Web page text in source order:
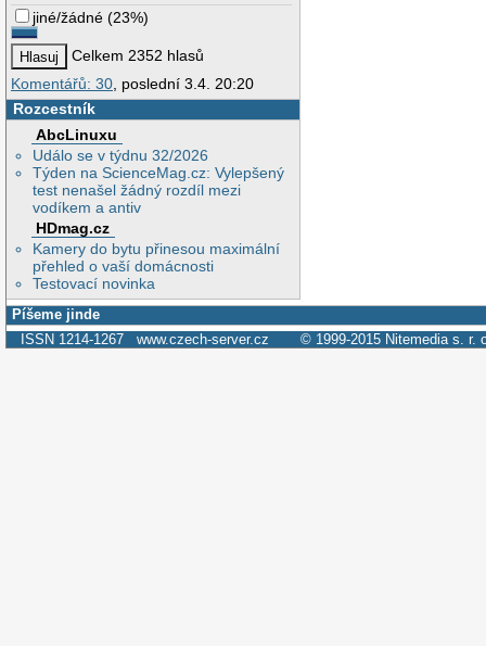
jiné/žádné (23%)
Celkem 2352 hlasů
Komentářů: 30 , poslední 3.4. 20:20
Rozcestník
AbcLinuxu
Událo se v týdnu 32/2026
Týden na ScienceMag.cz: Vylepšený
test nenašel žádný rozdíl mezi
vodíkem a antiv
HDmag.cz
Kamery do bytu přinesou maximální
přehled o vaší domácnosti
Testovací novinka
Píšeme jinde
ISSN 1214-1267 www.czech-server.cz © 1999-2015 Nitemedia s. r.